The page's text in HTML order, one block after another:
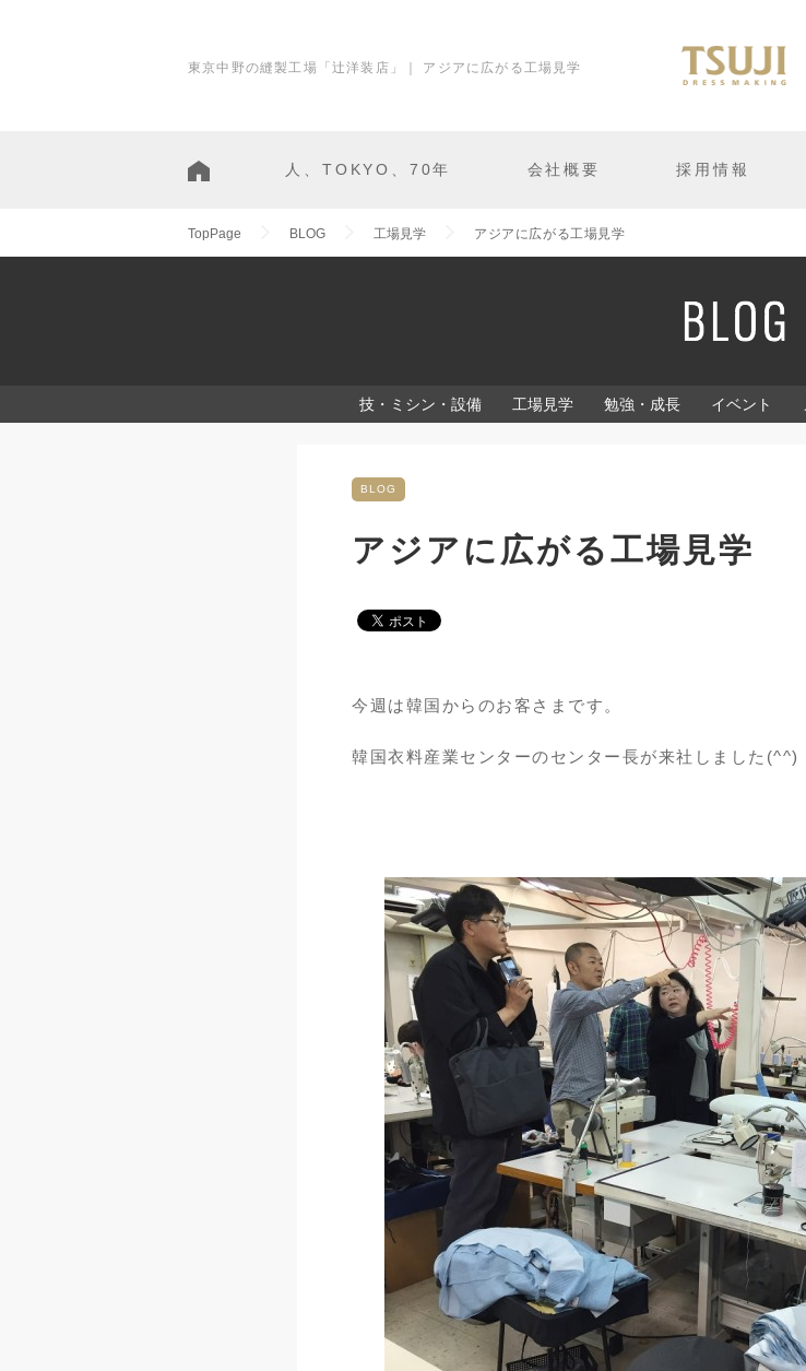
東京中野の縫製工場「辻洋装店」｜ アジアに広がる工場見学
人、TOKYO、70年 会社概要 採用情報
TopPage BLOG 工場見学 アジアに広がる工場見学
技・ミシン・設備 工場見学 勉強・成長 イベント
BLOG
アジアに広がる工場見学
今週は韓国からのお客さまです。
韓国衣料産業センターのセンター長が来社しました(^^)